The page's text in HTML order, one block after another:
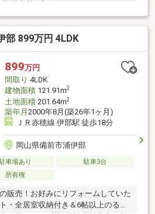
レ交換、洗面化粧台交換●内装間
、床材上張り、シューズボックス
、障子・襖張替え●その他設備給
火災警報器設置、照明器具交換
は条件により住宅ロー
部 899万円 4LDK
899万円
間取り 4LDK
建物面積121.91m2
土地面積201.64m2
築年月 2000年8月(築26年1ヶ月)
ＪＲ赤穂線 伊部駅 徒歩18分
岡山県備前市浦伊部
車場あり
駐車3台
所有権
販売！お好みにリフォームしていた
全居室収納付き＆6帖以上のる間